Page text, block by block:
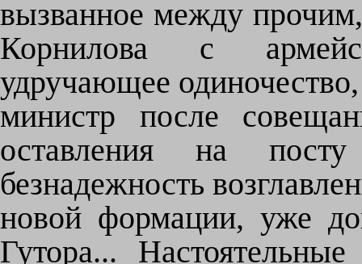
вызванное между
Корнилова с
удручающее
министр после
оставления на
безнадежность
новой формации, уже
Гутора...